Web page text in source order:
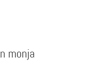
monja